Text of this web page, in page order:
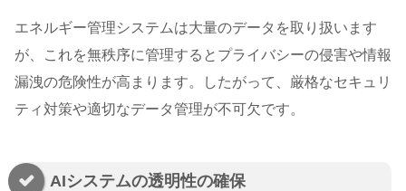
エネルギー管理システムは大量のデータを取り扱います
が、これを無秩序に管理するとプライバシーの侵害や情報
漏洩の危険性が高まります。したがって、厳格なセキュリ
ティ対策や適切なデータ管理が不可欠です。
AIシステムの透明性の確保